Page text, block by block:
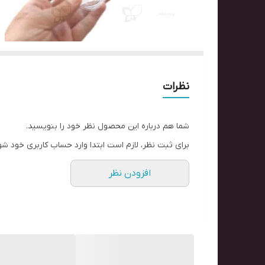
نظرات
شما هم درباره این محصول نظر خود را بنویسید.
برای ثبت نظر، لازم است ابتدا وارد حساب کاربری خود
افزودن نظر